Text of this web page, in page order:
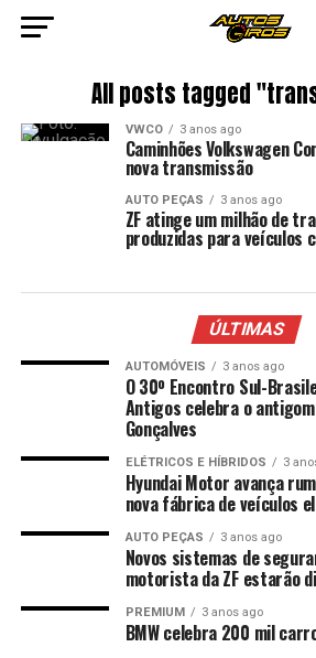
All posts tagged
VWCO 3 anos ago
Caminhões Volkswagen
nova transmissão
AUTO PEÇAS 3 anos ago
ZF atinge um milhão de
produzidas para veículos
ÚLTIMAS
AUTOMÓVEIS 3 anos ago
O 30º Encontro Sul-
Antigos celebra o
Gonçalves
ELÉTRICOS E HÍBRIDOS 3
Hyundai Motor avança
nova fábrica de veículos
AUTO PEÇAS 3 anos ago
Novos sistemas de
motorista da ZF estarão
PREMIUM 3 anos ago
BMW celebra 200 mil